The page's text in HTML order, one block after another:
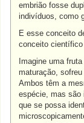
embrião fosse
indivíduos, como
E esse conceito
conceito
Imagine uma
maturação,
Ambos têm a
espécie, mas são
que se possa